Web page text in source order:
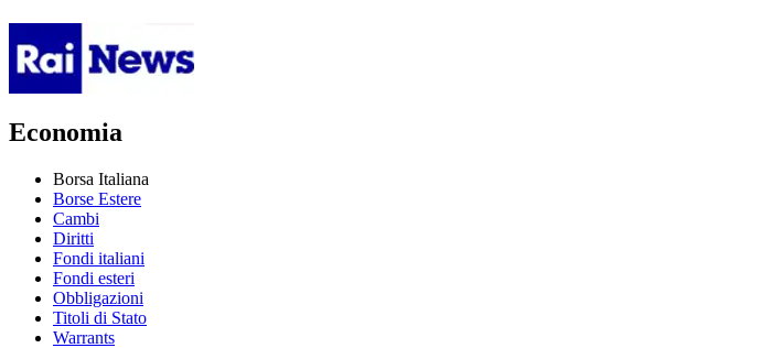
Economia
Borsa Italiana
Borse Estere
Cambi
Diritti
Fondi italiani
Fondi esteri
Obbligazioni
Titoli di Stato
Warrants